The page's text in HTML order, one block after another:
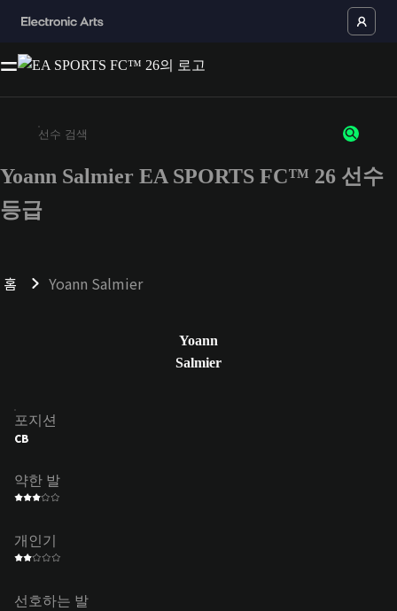
최소 3자 이상의 문자 또는 숫자를 입력하세요
Yoann Salmier EA SPORTS FC™ 26 선수
등급
홈 Yoann Salmier
Yoann
Salmier
포지션
CB
약한 발
개인기
선호하는 발